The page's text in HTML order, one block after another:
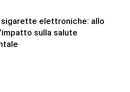
sigarette elettroniche: allo
sulla salute